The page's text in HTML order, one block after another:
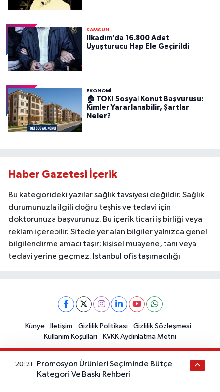
SAMSUN
İlkadım’da 16.800 Adet
Uyuşturucu Hap Ele Geçirildi
EKONOMİ
🏠 TOKİ Sosyal Konut Başvurusu:
Kimler Yararlanabilir, Şartlar
Neler?
Haber Gazetesi İçerik
Bu kategorideki yazılar sağlık tavsiyesi değildir. Sağlık
durumunuzla ilgili doğru teşhis ve tedavi için
doktorunuza başvurunuz. Bu içerik ticari iş birliği veya
reklam içerebilir. Sitede yer alan bilgiler yalnızca genel
bilgilendirme amacı taşır; kişisel muayene, tanı veya
tedavi yerine geçmez. İstanbul ofis taşımacılığı
Künye İletişim Gizlilik Politikası
Gizlilik Sözleşmesi
Kullanım Koşulları
KVKK Aydınlatma Metni
20:21
Promosyon Ürünleri Seçiminde Bütçe
Kategori Ve Baskı Rehberi